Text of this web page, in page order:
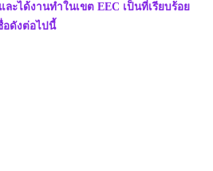
ะได้งานทำในเขต EEC เป็นที่เรียบร้อย
อดังต่อไปนี้